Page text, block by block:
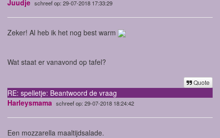
Juudje schreef op: 29-07-2018 17:33:29
Zeker! Al heb ik het nog best warm
Wat staat er vanavond op tafel?
Quote
RE: spelletje: Beantwoord de vraag
Harleysmama schreef op: 29-07-2018 18:24:42
Een mozzarella maaltijdsalade.